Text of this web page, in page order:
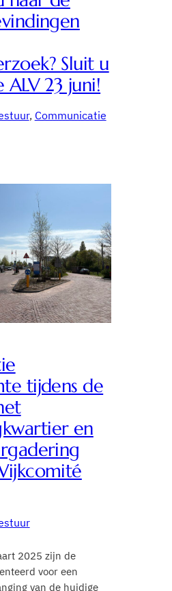
Sluit u
ALV 23 juni!
, Communicatie
tijdens de
en
2025 zijn de
voor een
van de huidige